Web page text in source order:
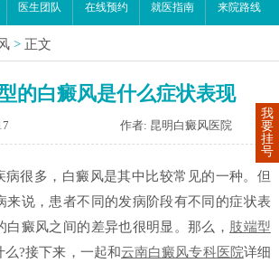
医生团队 在线预约 就医指南 来院路线
> 正文
的白癜风是什么症状表现
作者: 昆明白癜风医院
病很多，白癜风是其中比较常见的一种。但
来说，患者不同的发病阶段有不同的症状表
白癜风之间的差异也很明显。那么， 肢端型
么?接下来，一起和云南白癜风专科医院详细
我
要
挂
号